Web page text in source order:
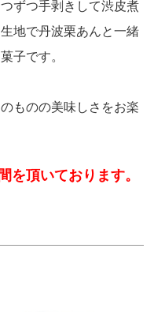
ずつ手剥きして渋皮煮
地で丹波栗あんと一緒
子です。
ものの美味しさをお楽
頂いております。